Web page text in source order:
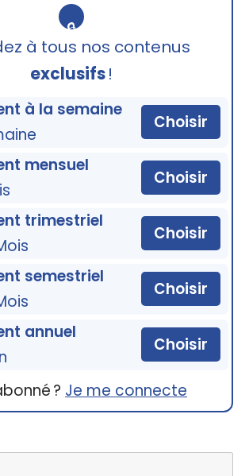
🔒
à tous nos contenus
exclusifs!
à la semaine
Choisir
mensuel
Choisir
trimestriel
Choisir
semestriel
Choisir
annuel
Choisir
? Je me connecte